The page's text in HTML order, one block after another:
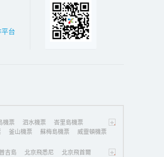
台
+
機票 泗水機票
峇里島機票
釜山機票 蘇梅島機票 威靈頓機票
+
吉島 北京飛悉尼 北京飛首爾